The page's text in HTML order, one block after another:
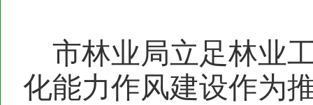
市林业局立足林业
化能力作风建设作为